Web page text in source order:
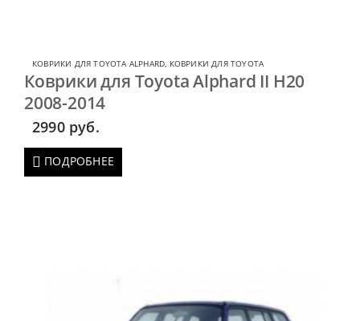
КОВРИКИ ДЛЯ TOYOTA ALPHARD, КОВРИКИ ДЛЯ TOYOTA
Коврики для Toyota Alphard II H20
2008-2014
2990 руб.
ПОДРОБНЕЕ